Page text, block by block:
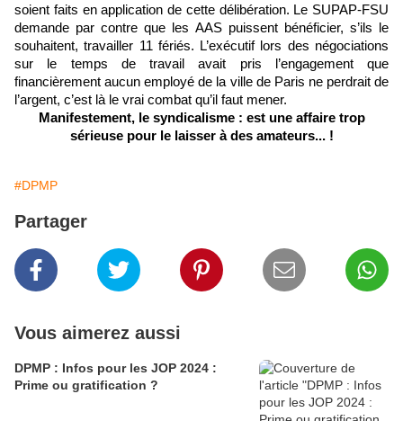
soient faits en application de cette délibération. Le SUPAP-FSU
demande par contre que les AAS puissent bénéficier, s’ils le
souhaitent, travailler 11 fériés. L’exécutif lors des négociations
sur le temps de travail avait pris l’engagement que
financièrement aucun employé de la ville de Paris ne perdrait de
l’argent, c’est là le vrai combat qu’il faut mener.
Manifestement, le syndicalisme : est une affaire trop
sérieuse pour le laisser à des amateurs... !
#DPMP
Partager
Vous aimerez aussi
DPMP : Infos pour les JOP 2024 :
Prime ou gratification ?